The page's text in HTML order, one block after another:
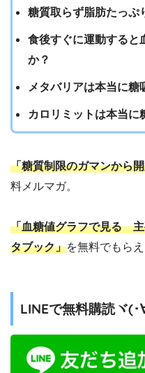
糖質取らず脂肪たっぷ
食後すぐに運動すると
か？
メタバリアは本当に糖
カロリミットは本当に
「糖質制限のガマンから
料メルマガ。
「血糖値グラフで見る
タブック」を無料でもら
LINEで無料購読ヾ(･